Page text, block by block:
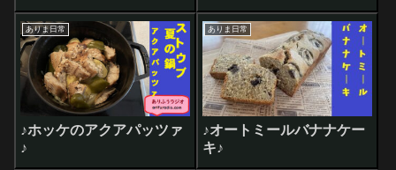
ありま日常
♪ホッケのアクアパッツァ
♪
ありま日常
♪オートミールバナナケー
キ♪